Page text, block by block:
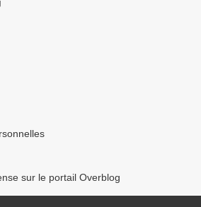
sur le portail Overblog